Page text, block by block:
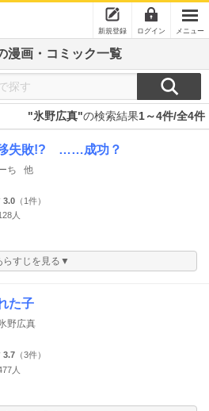
新規登録 ログイン メニュー
漫画・コミック一覧
"氷野広真"の検索結果1～4件/全4件
移失敗!? ……成功？
ち 他
3.0 （1件）
人
らすじを見る▼
た子
野広真
3.7 （3件）
人